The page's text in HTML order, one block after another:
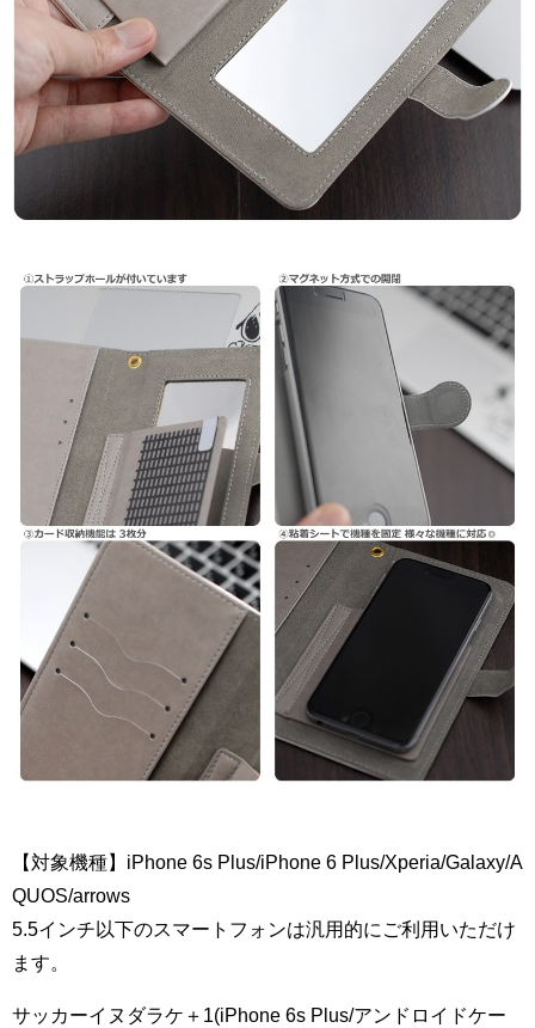
【対象機種】iPhone 6s Plus/iPhone 6 Plus/Xperia/Galaxy/A
QUOS/arrows
5.5インチ以下のスマートフォンは汎用的にご利用いただけ
ます。
サッカーイヌダラケ＋1(iPhone 6s Plus/アンドロイドケー